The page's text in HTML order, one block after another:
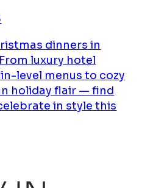
dinners in
luxury hotel
level menus to cozy
holiday flair — find
in style this